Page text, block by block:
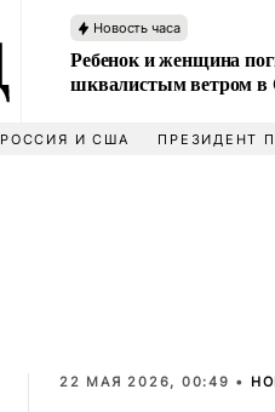
Новость часа
Ребенок и женщина
шквалистым ветром в
РОССИЯ И США ПРЕЗИДЕНТ
22 МАЯ 2026, 00:49 •